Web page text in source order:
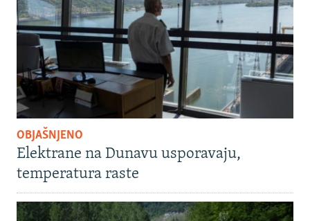
OBJAŠNJENO
Elektrane na Dunavu usporavaju,
temperatura raste